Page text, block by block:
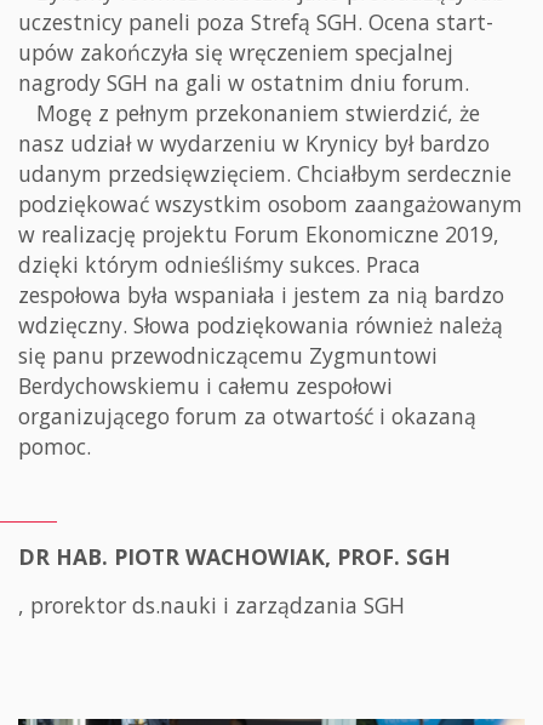
uczestnicy paneli poza Strefą SGH. Ocena start-
upów zakończyła się wręczeniem specjalnej
nagrody SGH na gali w ostatnim dniu forum.
Mogę z pełnym przekonaniem stwierdzić, że
nasz udział w wydarzeniu w Krynicy był bardzo
udanym przedsięwzięciem. Chciałbym serdecznie
podziękować wszystkim osobom zaangażowanym
w realizację projektu Forum Ekonomiczne 2019,
dzięki którym odnieśliśmy sukces. Praca
zespołowa była wspaniała i jestem za nią bardzo
wdzięczny. Słowa podziękowania również należą
się panu przewodniczącemu Zygmuntowi
Berdychowskiemu i całemu zespołowi
organizującego forum za otwartość i okazaną
pomoc.
DR HAB. PIOTR WACHOWIAK, PROF. SGH
, prorektor ds.nauki i zarządzania SGH